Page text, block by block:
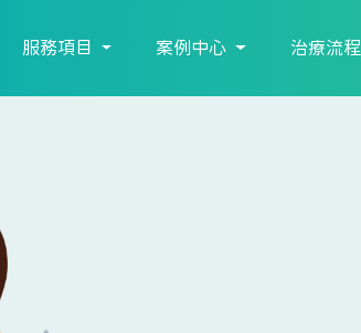
服務項目 案例中心 治療流程